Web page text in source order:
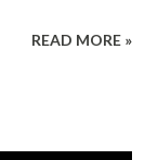
READ MORE »